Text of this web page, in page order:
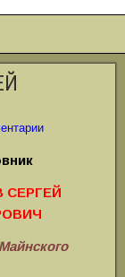
СЕРГЕЙ
Майнского